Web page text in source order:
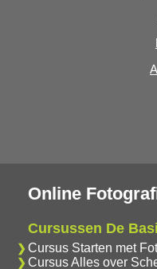
Online
Cursussen De
Cursus Starten met
Cursus Alles over